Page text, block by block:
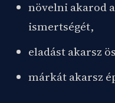
növelni akarod
ismertségét,
eladást akarsz
márkát akarsz